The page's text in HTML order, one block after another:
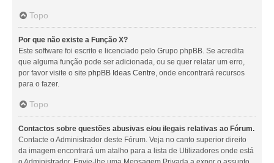
Topo
Por que não existe a Função X?
Este software foi escrito e licenciado pelo Grupo phpBB. Se acredita
que alguma função pode ser adicionada, ou se quer relatar um erro,
por favor visite o site phpBB Ideas Centre, onde encontrará recursos
para o fazer.
Topo
Contactos sobre questões abusivas e/ou ilegais relativas ao Fórum.
Contacte o Administrador deste Fórum. Veja no canto superior direito
da imagem encontrará um atalho para a lista de Utilizadores onde está